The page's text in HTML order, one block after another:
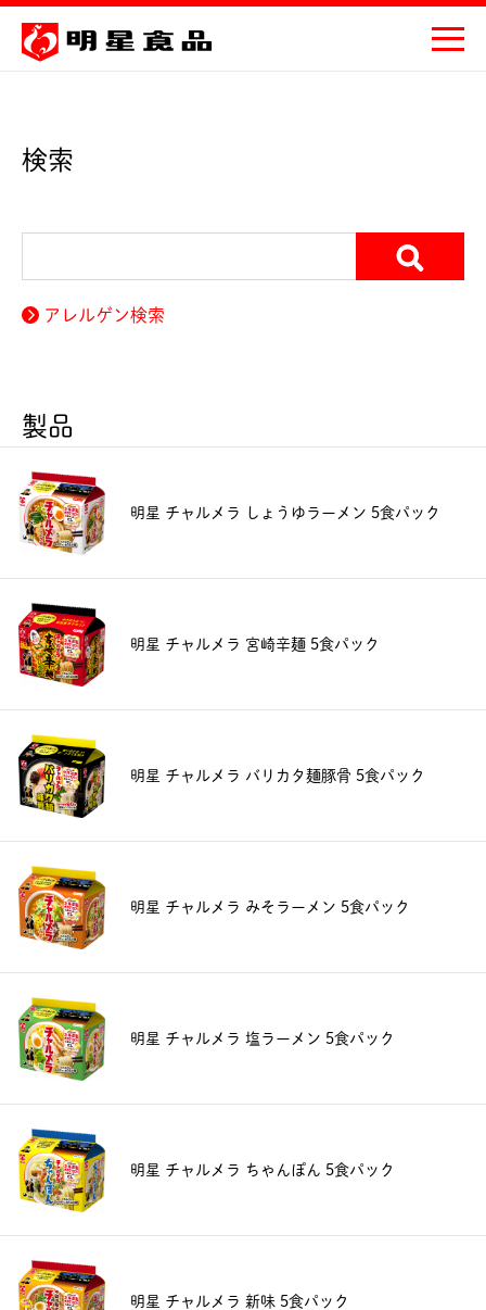
検索
アレルゲン検索
製品
明星 チャルメラ しょうゆラーメン 5食パック
明星 チャルメラ 宮崎辛麺 5食パック
明星 チャルメラ バリカタ麺豚骨 5食パック
明星 チャルメラ みそラーメン 5食パック
明星 チャルメラ 塩ラーメン 5食パック
明星 チャルメラ ちゃんぽん 5食パック
明星 チャルメラ 新味 5食パック